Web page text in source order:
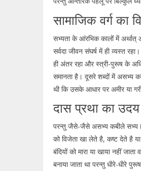
सामाजिक वर्ग का
सभ्यता के आंरभिक कालों में अर्थात्
सर्वदा जीवन संघर्ष में ही व्यस्त
ही अंतर रहा और स्त्री-पुरूष के
समानता है। दूसरे शब्दों में असभ्य
थी कि उसके आधार पर अमीर या
दास प्रथा का उदय
परन्तु जैसे-जैसे असभ्य कबीले सभ्य
को विजेता खा लेते है, कष्ट देते है
बंदियों को मारा या खाया नहीं
बनाया जाता था परन्तु धीरे-धीरे